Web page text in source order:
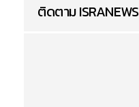
ติดตาม ISRANEWS